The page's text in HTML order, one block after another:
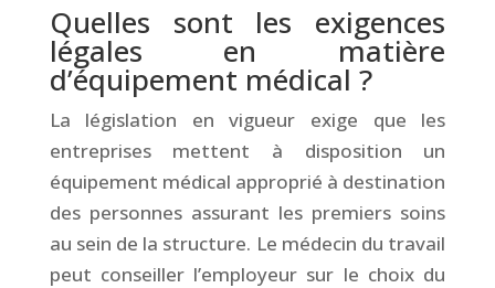
Quelles sont les exigences
légales en matière
d’équipement médical ?
La législation en vigueur exige que les
entreprises mettent à disposition un
équipement médical approprié à destination
des personnes assurant les premiers soins
au sein de la structure. Le médecin du travail
peut conseiller l’employeur sur le choix du